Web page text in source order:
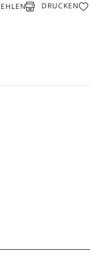
DRUCKEN